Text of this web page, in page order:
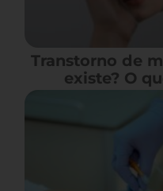
Transtorno de
existe? O